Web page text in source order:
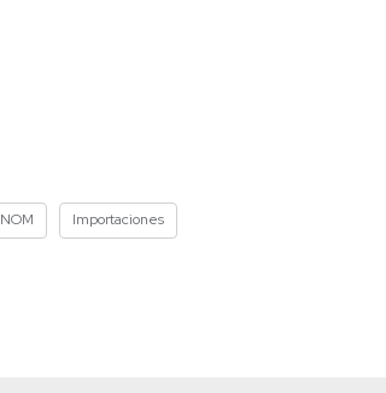
NOM Importaciones